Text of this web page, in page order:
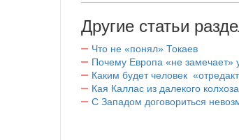
Другие статьи
Что не «понял» Токаев
Почему Европа «не замечает»
Каким будет человек
Кая Каллас из далекого колхоза
С Западом договориться